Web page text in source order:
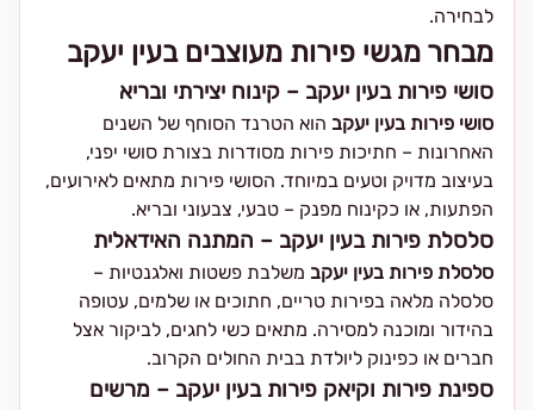
לבחירה.
מבחר מגשי פירות מעוצבים בעין יעקב
סושי פירות בעין יעקב – קינוח יצירתי ובריא
סושי פירות בעין יעקב הוא הטרנד הסוחף של השנים
האחרונות – חתיכות פירות מסודרות בצורת סושי יפני,
בעיצוב מדויק וטעים במיוחד. הסושי פירות מתאים לאירועים,
הפתעות, או כקינוח מפנק – טבעי, צבעוני ובריא.
סלסלת פירות בעין יעקב – המתנה האידאלית
סלסלת פירות בעין יעקב משלבת פשטות ואלגנטיות –
סלסלה מלאה בפירות טריים, חתוכים או שלמים, עטופה
בהידור ומוכנה למסירה. מתאים כשי לחגים, לביקור אצל
חברים או כפינוק ליולדת בבית החולים הקרוב.
ספינת פירות וקיאק פירות בעין יעקב – מרשים